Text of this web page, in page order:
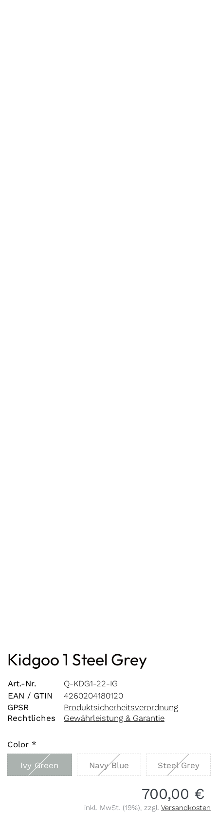
Kidgoo 1 Steel Grey
Art.-Nr.
Q-KDG1-22-IG
EAN / GTIN
4260204180120
GPSR
Produktsicherheitsverordnung
Rechtliches
Gewährleistung & Garantie
Color
Ivy Green Navy Blue Steel Grey
700,00 €
inkl. MwSt. (19%), zzgl. Versandkosten